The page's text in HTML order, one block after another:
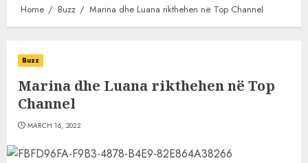
Home Buzz Marina dhe Luana rikthehen në Top Channel
Buzz
Marina dhe Luana rikthehen në Top
Channel
MARCH 16, 2022